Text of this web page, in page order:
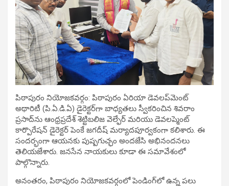
పిఠాపురం నియోజకవర్గం: పిఠాపురం ఏరియా డెవలప్‌మెంట్
అథారిటీ (పి.ఏ.డి.ఏ) డైరెక్టర్‌గా బాధ్యతలు స్వీకరించిన శివరాం
ప్రసాద్‌ను ఆంధ్రప్రదేశ్ శెట్టిబలిజ వెల్ఫేర్ మరియు డెవలప్మెంట్
కార్పొరేషన్ డైరెక్టర్ పెంకే జగదీష్ మర్యాదపూర్వకంగా కలిశారు. ఈ
సందర్భంగా ఆయనకు పుష్పగుచ్ఛం అందజేసి అభినందనలు
తెలియజేశారు. జనసేన నాయకులు కూడా ఈ సమావేశంలో
పాల్గొన్నారు.
అనంతరం, పిఠాపురం నియోజకవర్గంలో పెండింగ్‌లో ఉన్న పలు